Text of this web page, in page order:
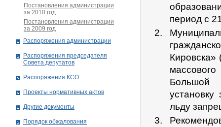
период с
Большой
льду
Постановления администрации
за 2010 год
Постановления администрации
за 2009 год
Распоряжения администрации
Распоряжения председателя
Совета депутатов
Распоряжения КСО
Проекты нормативных актов
Другие документы
Порядок обжалования